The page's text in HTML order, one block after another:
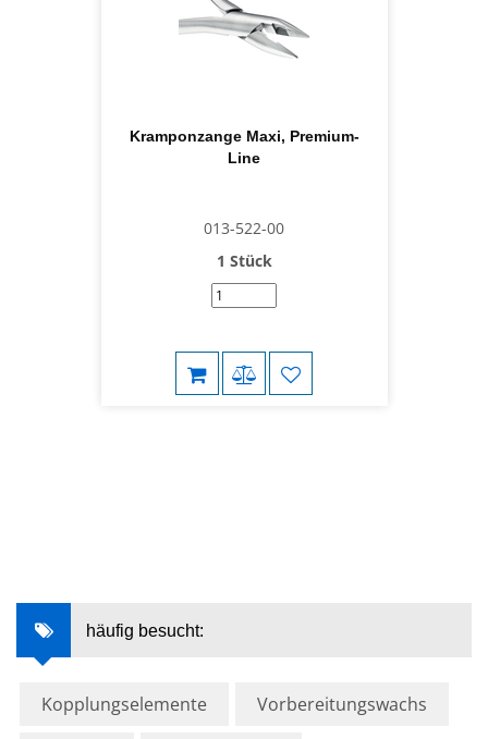
Kramponzange Maxi, Premium-
Line
013-522-00
1 Stück
häufig besucht:
Kopplungselemente Vorbereitungswachs